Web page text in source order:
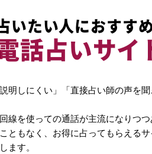
いたい人におすす
話占いサイ
明しにくい」「直接占い師の声を聞
線を使っての通話が主流になりつ
ともなく、お得に占ってもらえる
ます。